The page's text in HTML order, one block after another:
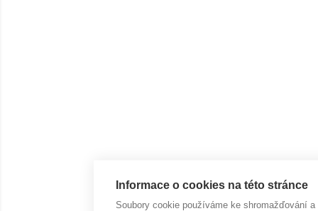
Informace o cookies na této stránce
Soubory cookie používáme ke shromažďování